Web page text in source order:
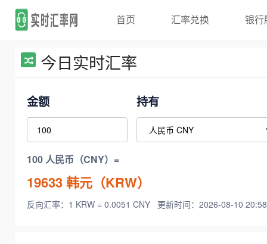
首页 汇率兑换 银行
今日实时汇率
金额 持有
100 人民币（CNY）=
19633韩元（KRW）
反向汇率：1 KRW = 0.0051 CNY 更新时间：2026-08-10